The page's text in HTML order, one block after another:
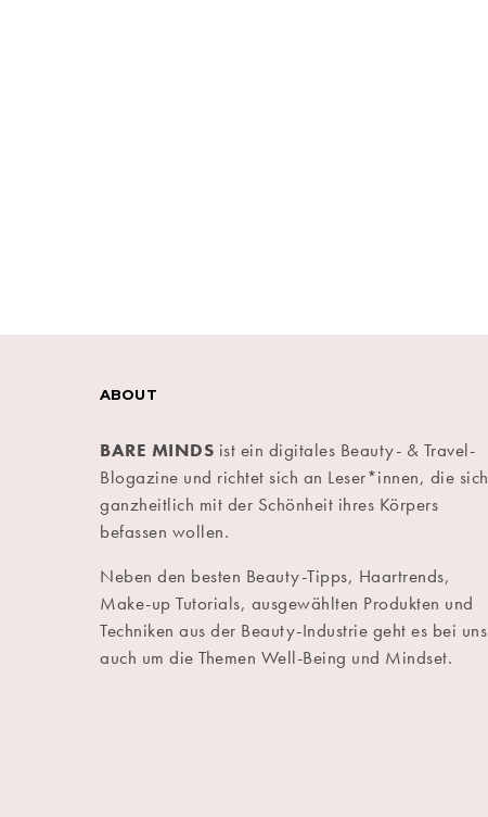
ABOUT
BARE MINDS ist ein digitales Beauty- & Travel-
Blogazine und richtet sich an Leser*innen, die sich
ganzheitlich mit der Schönheit ihres Körpers
befassen wollen.
Neben den besten Beauty-Tipps, Haartrends,
Make-up Tutorials, ausgewählten Produkten und
Techniken aus der Beauty-Industrie geht es bei uns
auch um die Themen Well-Being und Mindset.